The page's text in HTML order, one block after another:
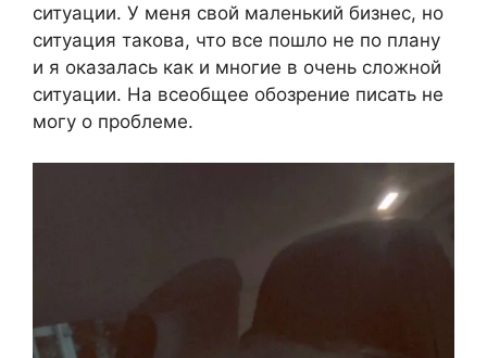
ситуации. У меня свой маленький бизнес, но
ситуация такова, что все пошло не по плану
и я оказалась как и многие в очень сложной
ситуации. На всеобщее обозрение писать не
могу о проблеме.